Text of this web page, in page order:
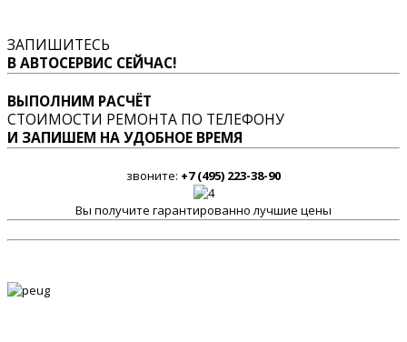
ЗАПИШИТЕСЬ
В АВТОСЕРВИС СЕЙЧАС!
ВЫПОЛНИМ РАСЧЁТ
СТОИМОСТИ РЕМОНТА ПО ТЕЛЕФОНУ
И ЗАПИШЕМ НА УДОБНОЕ ВРЕМЯ
звоните: +7 (495) 223-38-90
Вы получите гарантированно лучшие цены